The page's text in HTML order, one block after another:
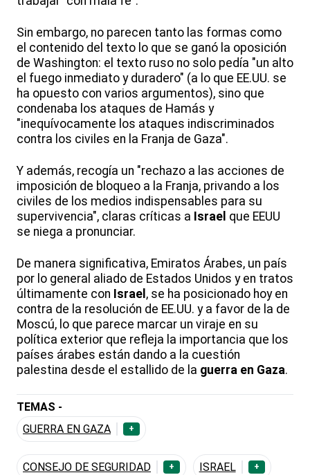
Sin embargo, no parecen tanto las formas como
el contenido del texto lo que se ganó la oposición
de Washington: el texto ruso no solo pedía "un alto
el fuego inmediato y duradero" (a lo que EE.UU. se
ha opuesto con varios argumentos), sino que
condenaba los ataques de Hamás y
"inequívocamente los ataques indiscriminados
contra los civiles en la Franja de Gaza".
Y además, recogía un "rechazo a las acciones de
imposición de bloqueo a la Franja, privando a los
civiles de los medios indispensables para su
supervivencia", claras críticas a Israel que EEUU
se niega a pronunciar.
De manera significativa, Emiratos Árabes, un país
por lo general aliado de Estados Unidos y en tratos
últimamente con Israel , se ha posicionado hoy en
contra de la resolución de EE.UU. y a favor de la de
Moscú, lo que parece marcar un viraje en su
política exterior que refleja la importancia que los
países árabes están dando a la cuestión
palestina desde el estallido de la guerra en Gaza.
TEMAS -
GUERRA EN GAZA
+
CONSEJO DE SEGURIDAD + ISRAEL +